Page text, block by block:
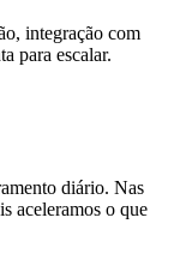
integração com
para escalar.
diário. Nas
aceleramos o que